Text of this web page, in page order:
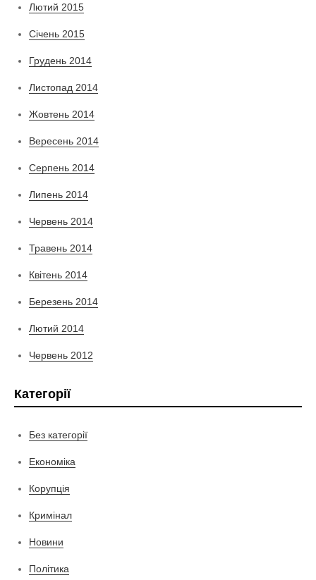
Лютий 2015
Січень 2015
Грудень 2014
Листопад 2014
Жовтень 2014
Вересень 2014
Серпень 2014
Липень 2014
Червень 2014
Травень 2014
Квітень 2014
Березень 2014
Лютий 2014
Червень 2012
Категорії
Без категорії
Економіка
Корупція
Кримінал
Новини
Політика